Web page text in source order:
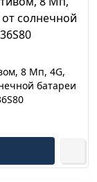
8 Мп, 4G,
батареи